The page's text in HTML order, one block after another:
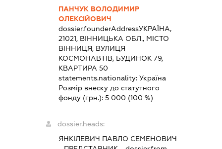
ПАНЧУК ВОЛОДИМИР
ОЛЕКСІЙОВИЧ
dossier.founderAddressУКРАЇНА,
21021, ВІННИЦЬКА ОБЛ., МІСТО
ВІННИЦЯ, ВУЛИЦЯ
КОСМОНАВТІВ, БУДИНОК 79,
КВАРТИРА 50
statements.nationality:Україна
Розмір внеску до статутного
фонду (грн.):5 000 (100 %)
dossier.heads:
ЯНКІЛЕВИЧ ПАВЛО СЕМЕНОВИЧ